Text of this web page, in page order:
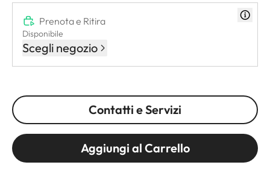
Prenota e Ritira
Disponibile
Scegli negozio
Contatti e Servizi
Aggiungi al Carrello